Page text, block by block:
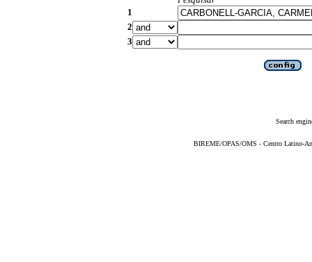
1
2
3
Search
BIREME/OPAS/OMS - Centro Latino-